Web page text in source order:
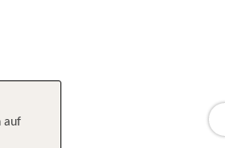
auf